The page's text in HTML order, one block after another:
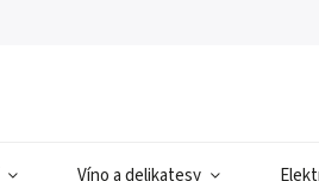
Víno a delikatesy